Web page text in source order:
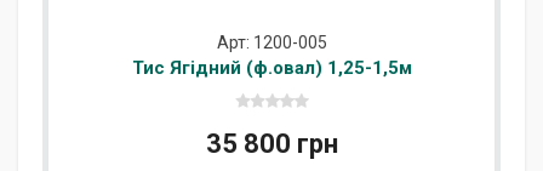
Арт: 1200-005
Тис Ягідний (ф.овал) 1,25-1,5м
35 800 грн